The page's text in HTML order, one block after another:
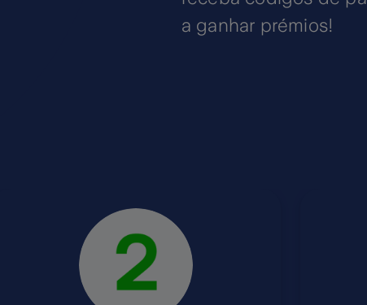
a ganhar prémios!